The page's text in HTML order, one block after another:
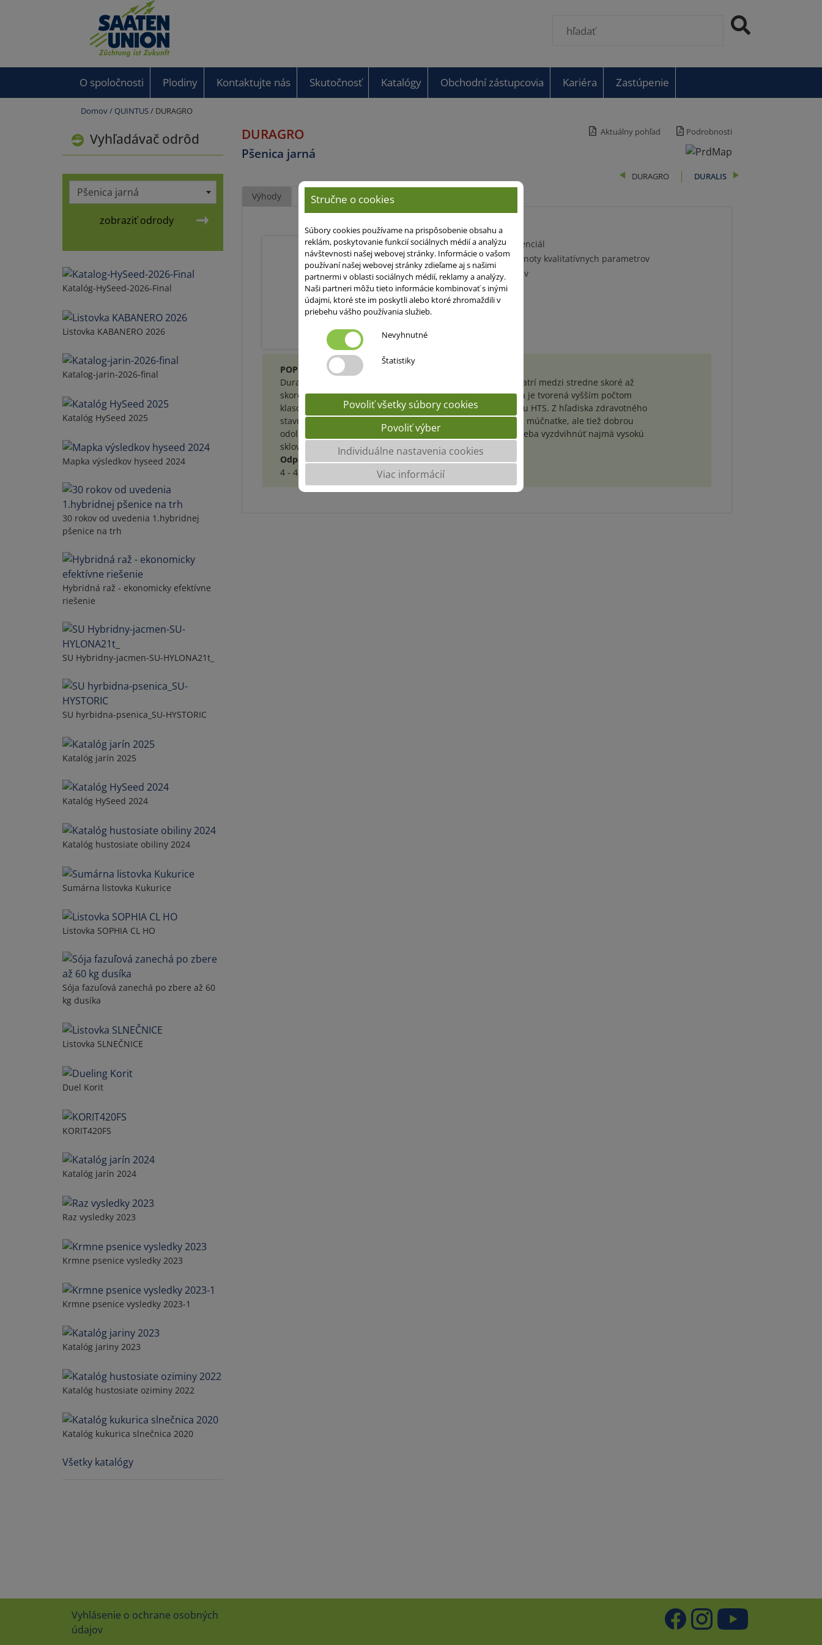
O spoločnosti Plodiny Kontaktujte nás Skutočnosť Katalógy Obchodní zástupcovia Kariéra Zastúpenie
Domov/ QUINTUS/ DURAGRO
Vyhľadávač odrôd
Pšenica jarná
zobraziť odrody
Katalóg-HySeed-2026-Final
Listovka KABANERO 2026
Katalog-jarin-2026-final
Katalóg HySeed 2025
Mapka výsledkov hyseed 2024
30 rokov od uvedenia 1.hybridnej
pšenice na trh
Hybridná raž - ekonomicky efektívne
riešenie
SU Hybridny-jacmen-SU-HYLONA21t_
SU hyrbidna-psenica_SU-HYSTORIC
Katalóg jarín 2025
Katalóg HySeed 2024
Katalóg hustosiate obiliny 2024
Sumárna listovka Kukurice
Listovka SOPHIA CL HO
Sója fazuľová zanechá po zbere až 60
kg dusíka
Listovka SLNEČNICE
Duel Korit
KORIT420FS
Katalóg jarín 2024
Raz vysledky 2023
Krmne psenice vysledky 2023
Krmne psenice vysledky 2023-1
Katalóg jariny 2023
Katalóg hustosiate oziminy 2022
Katalóg kukurica slnečnica 2020
Všetky katalógy
DURAGRO
Pšenica jarná
Aktuálny pohľad Podrobnosti
DURALIS
DURAGRO
Výhody Výsledky
Vysoký úrodový potenciál
Stabilne vysoké hodnoty kvalitatívnych parametrov
Dobrý zdravotný stav
POPIS HYBRIDU
Duragro je novinkou v sortimente jarných tvrdých pšeníc. Patrí medzi stredne skoré až
skoré odrody. Rastliny sa vyznačujú vyšším vzrastom. Úroda je tvorená vyšším počtom
klasov na m2, vysokou produktivitou klasu a stredne vysokou HTS. Z hľadiska zdravotného
stavu sa DURAGRO vyznačuje veľmi dobrou odolnosťou voči múčnatke, ale tiež dobrou
odolnosťou voči fuzarióze klasu. Z kvalitatívneho hľadiska treba vyzdvihnúť najmä vysokú
sklovitosť, obsah bielkovín ale tiež obsah žltých pigmentov.
Odporúčaný výsevok
4 - 4,5 MKZ/ha v závislosti od termínu sejby
Stručne o cookies
Súbory cookies používame na prispôsobenie obsahu a
reklám, poskytovanie funkcií sociálnych médií a analýzu
návštevnosti našej webovej stránky. Informácie o vašom
používaní našej webovej stránky zdieľame aj s našimi
partnermi v oblasti sociálnych médií, reklamy a analýzy.
Naši partneri môžu tieto informácie kombinovať s inými
údajmi, ktoré ste im poskytli alebo ktoré zhromaždili v
priebehu vášho používania služieb.
Nevyhnutné
Štatistiky
Povoliť všetky súbory cookies
Povoliť výber
Individuálne nastavenia cookies
Viac informácií
Vyhlásenie o ochrane osobných
údajov